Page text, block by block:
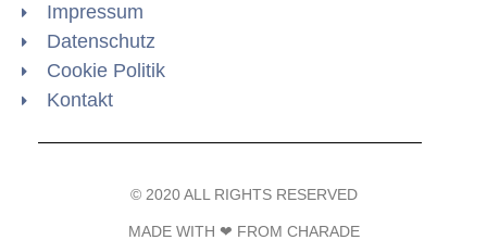
Impressum
Datenschutz
Cookie Politik
Kontakt
© 2020 ALL RIGHTS RESERVED​
MADE WITH ❤ FROM CHARADE